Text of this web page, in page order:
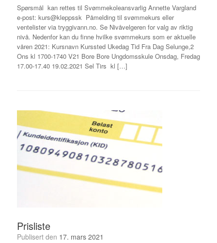
Spørsmål kan rettes til Svømmekoleansvarlig Annette Vargland
e-post: kurs@kleppssk Påmelding til svømmekurs eller
ventelister via tryggivann.no. Se Nivåvelgeren for valg av riktig
nivå. Nedenfor kan du finne hvilke svømmekurs som er aktuelle
våren 2021: Kursnavn Kurssted Ukedag Tid Fra Dag Selunge,2
Ons kl 1700-1740 V21 Bore Bore Ungdomsskule Onsdag, Fredag
17.00-17.40 19.02.2021 Sel Tirs kl […]
Prisliste
Publisert den 17. mars 2021